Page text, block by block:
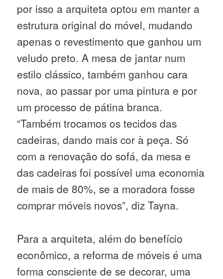
por isso a arquiteta optou em manter a
estrutura original do móvel, mudando
apenas o revestimento que ganhou um
veludo preto. A mesa de jantar num
estilo clássico, também ganhou cara
nova, ao passar por uma pintura e por
um processo de pátina branca.
“Também trocamos os tecidos das
cadeiras, dando mais cor à peça. Só
com a renovação do sofá, da mesa e
das cadeiras foi possível uma economia
de mais de 80%, se a moradora fosse
comprar móveis novos”, diz Tayna.
Para a arquiteta, além do benefício
econômico, a reforma de móveis é uma
forma consciente de se decorar, uma